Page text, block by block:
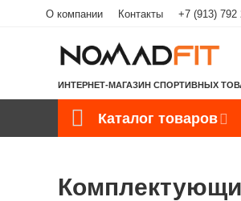
О компании Контакты +7 (913) 792
ИНТЕРНЕТ-МАГАЗИН СПОРТИВНЫХ
Каталог товаров